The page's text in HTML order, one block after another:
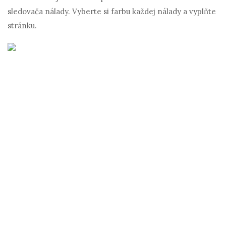
sledovača nálady. Vyberte si farbu každej nálady a vyplňte
stránku.